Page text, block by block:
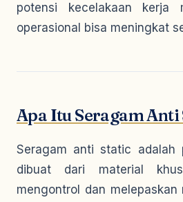
potensi kecelakaan kerja
operasional bisa meningkat
Apa Itu Seragam Anti
Seragam anti static adalah
dibuat dari material
mengontrol dan